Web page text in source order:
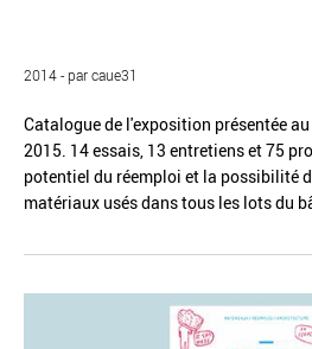
Réinitialiser Fermer la
2014 - par caue31
Catalogue de l'exposition présentée
2015. 14 essais, 13 entretiens et 75
potentiel du réemploi et la possibilité
matériaux usés dans tous les lots du